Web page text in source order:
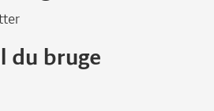
du bruge